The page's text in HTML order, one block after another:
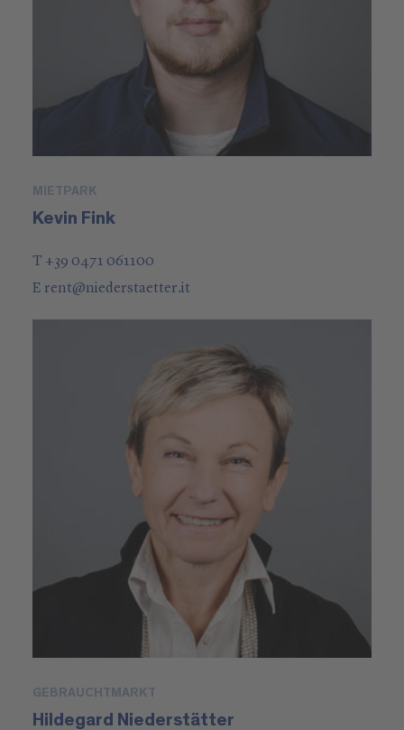
MIETPARK
Kevin Fink
T +39 0471 061100
E rent@niederstaetter.it
GEBRAUCHTMARKT
Hildegard Niederstätter